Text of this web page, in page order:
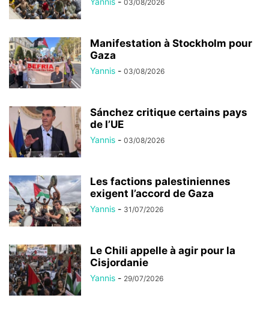
03/08/2026
Manifestation à Stockholm pour
Gaza
Yannis - 03/08/2026
Sánchez critique certains pays
de l’UE
Yannis - 03/08/2026
Les factions palestiniennes
exigent l’accord de Gaza
Yannis - 31/07/2026
Le Chili appelle à agir pour la
Cisjordanie
Yannis - 29/07/2026